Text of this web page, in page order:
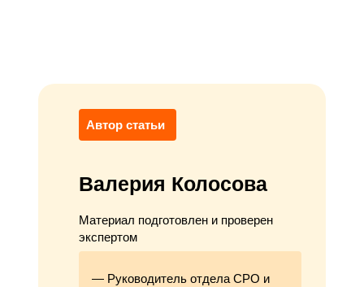
Автор статьи
Валерия Колосова
Материал подготовлен и проверен
экспертом
Руководитель отдела СРО и